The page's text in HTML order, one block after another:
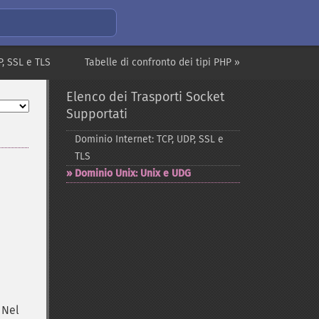
Tabelle di confronto dei tipi PHP »
SSL e TLS
Elenco dei Trasporti Socket
Supportati
Dominio Internet: TCP, UDP, SSL e
TLS
Dominio Unix: Unix e UDG